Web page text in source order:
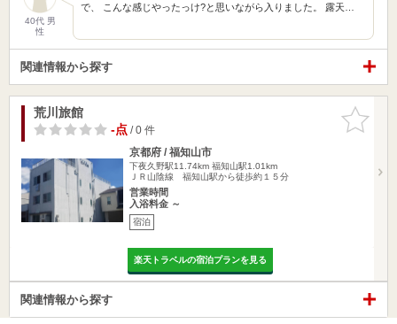
40代 男
性
で、 こんな感じやったっけ?と思いながら入りました。 露天…
関連情報から探す
お気に入
りに追加
荒川旅館
-点/ 0 件
京都府 / 福知山市
下夜久野駅11.74km 福知山駅1.01km
ＪＲ山陰線 福知山駅から徒歩約１５分
営業時間
入浴料金 ～
宿泊
楽天トラベルの宿泊プランを見る
関連情報から探す